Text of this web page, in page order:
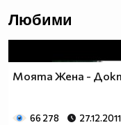
Любими
Моята Жена -
66 278 27.12.2011